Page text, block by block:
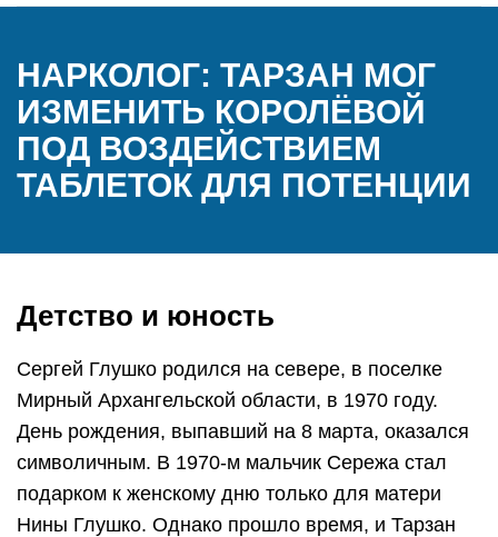
НАРКОЛОГ: ТАРЗАН МОГ
ИЗМЕНИТЬ КОРОЛЁВОЙ
ПОД ВОЗДЕЙСТВИЕМ
ТАБЛЕТОК ДЛЯ ПОТЕНЦИИ
Детство и юность
Сергей Глушко родился на севере, в поселке
Мирный Архангельской области, в 1970 году.
День рождения, выпавший на 8 марта, оказался
символичным. В 1970-м мальчик Сережа стал
подарком к женскому дню только для матери
Нины Глушко. Однако прошло время, и Тарзан